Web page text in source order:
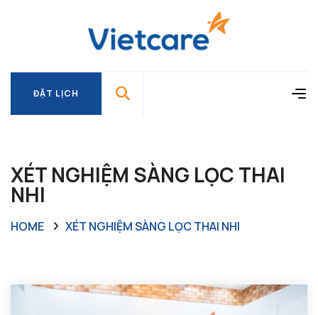
ĐẶT LỊCH
XÉT NGHIỆM SÀNG LỌC THAI
NHI
HOME XÉT NGHIỆM SÀNG LỌC THAI NHI